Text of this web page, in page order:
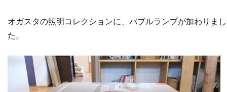
オガスタの照明コレクションに、バブルランプが加わりまし
た。